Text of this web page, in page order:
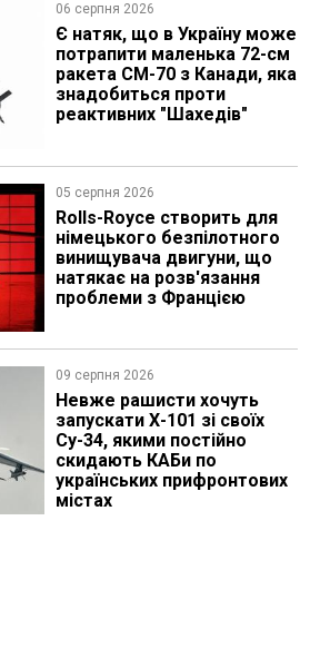
06 серпня 2026
Є натяк, що в Україну може
потрапити маленька 72-см
ракета CM-70 з Канади, яка
знадобиться проти
реактивних "Шахедів"
05 серпня 2026
Rolls-Royce створить для
німецького безпілотного
винищувача двигуни, що
натякає на розв'язання
проблеми з Францією
09 серпня 2026
Невже рашисти хочуть
запускати Х-101 зі своїх
Су-34, якими постійно
скидають КАБи по
українських прифронтових
містах